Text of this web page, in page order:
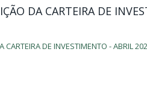
DA CARTEIRA DE
CARTEIRA DE INVESTIMENTO - ABRIL